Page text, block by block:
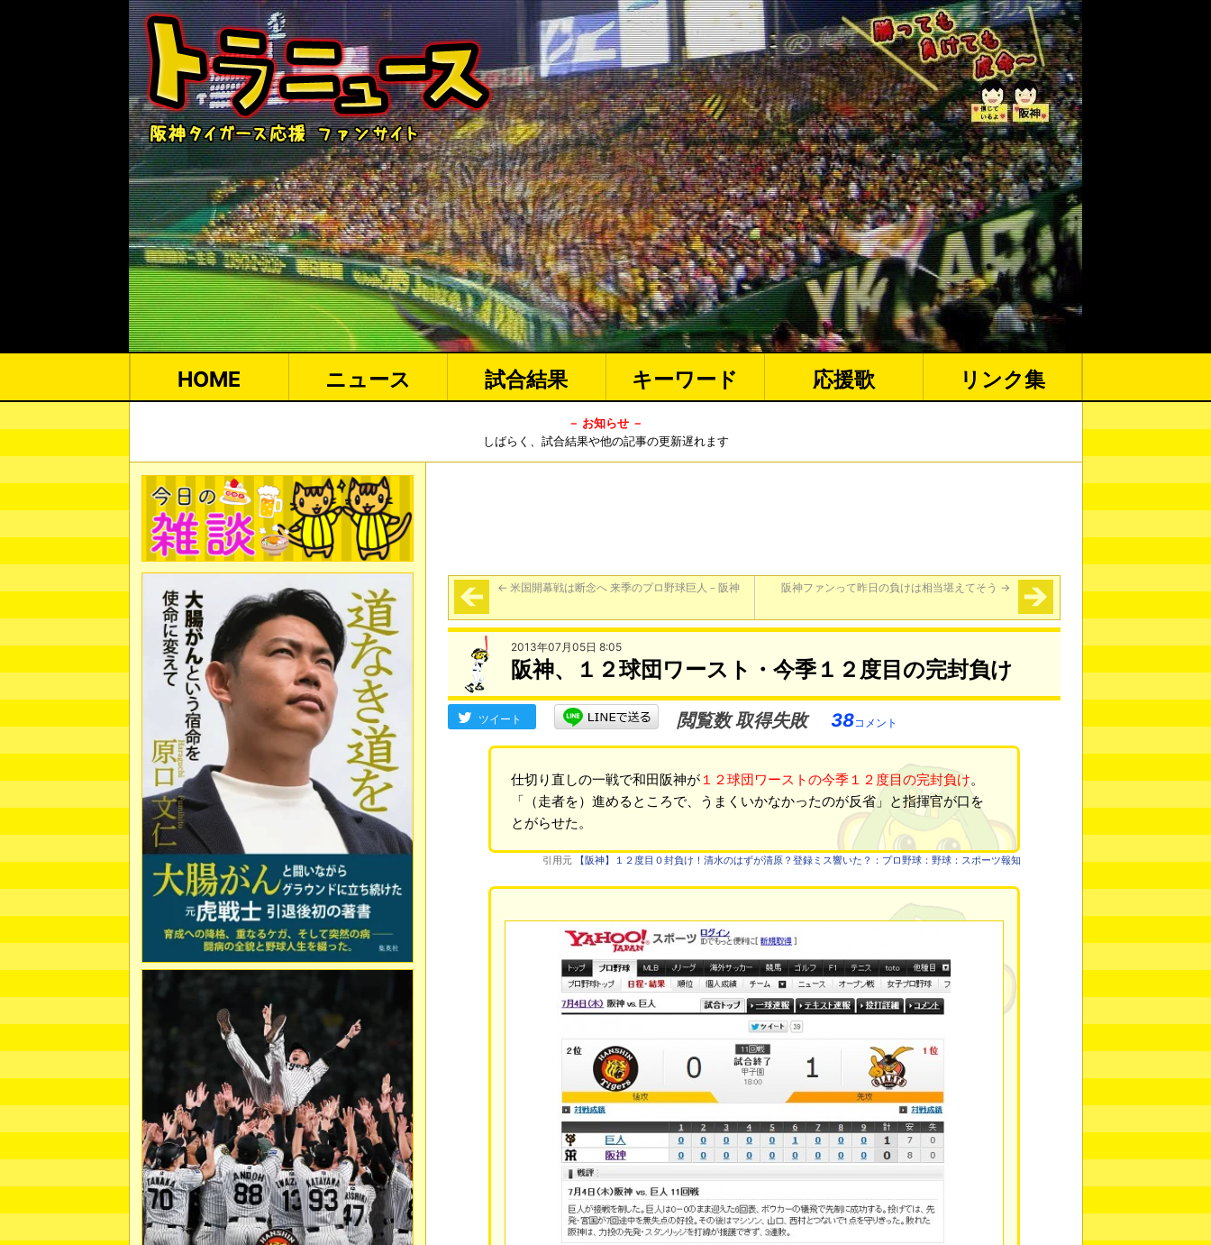
HOME ニュース 試合結果 キーワード 応援歌 リンク集
－ お知らせ －
しばらく、試合結果や他の記事の更新遅れます
← 米国開幕戦は断念へ 来季のプロ野球巨人－阪神 阪神ファンって昨日の負けは相当堪えてそう →
2013年07月05日 8:05
阪神、１２球団ワースト・今季１２度目の完封負け
ツイート 閲覧数 取得失敗 38コメント
仕切り直しの一戦で和田阪神が １２球団ワーストの今季１２度目の完封負け。
「（走者を）進めるところで、うまくいかなかったのが反省」と指揮官が口を
とがらせた。
引用元 【阪神】１２度目０封負け！清水のはずが清原？登録ミス響いた？：プロ野球：野球：スポーツ報知